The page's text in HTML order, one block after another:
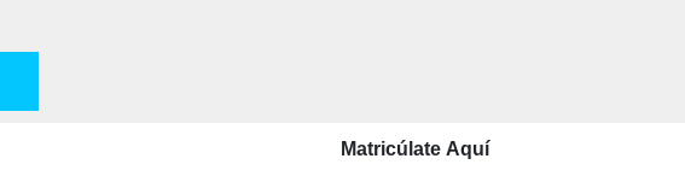
Matricúlate Aquí